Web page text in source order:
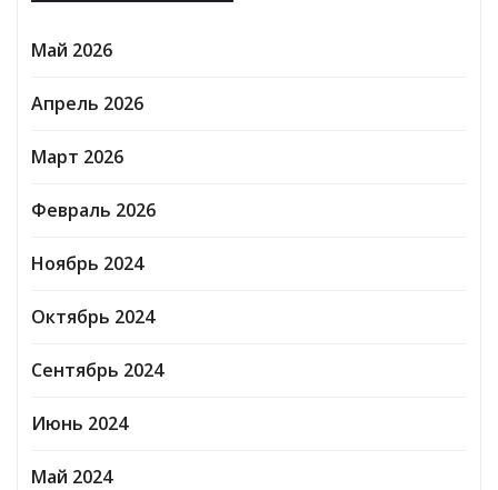
Май 2026
Апрель 2026
Март 2026
Февраль 2026
Ноябрь 2024
Октябрь 2024
Сентябрь 2024
Июнь 2024
Май 2024